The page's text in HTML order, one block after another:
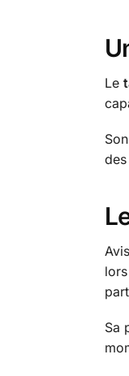
Le
des
Sa